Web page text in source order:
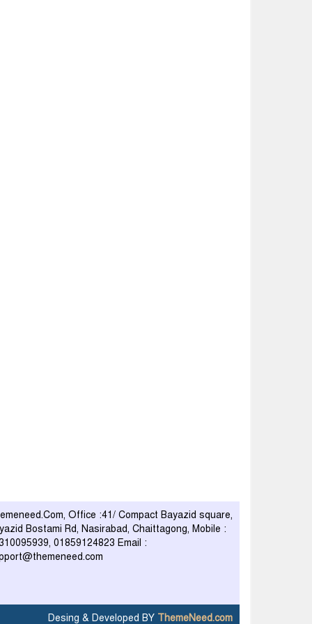
Office :41/ Compact Bayazid square,
Bostami Rd, Nasirabad, Chaittagong, Mobile :
01859124823 Email :
Desing & Developed BY ThemeNeed.com